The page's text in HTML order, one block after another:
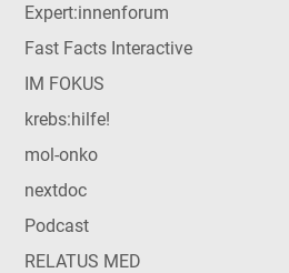
Expert:innenforum
Fast Facts Interactive
IM FOKUS
krebs:hilfe!
mol-onko
nextdoc
Podcast
RELATUS MED